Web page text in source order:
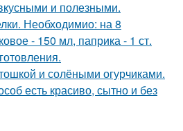
и полезными.
Необходимио: на 8
- 150 мл, паприка - 1 ст.
и солёными огурчиками.
есть красиво, сытно и без